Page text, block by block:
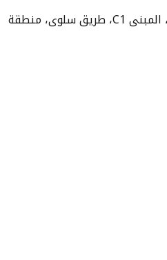
العنوان: مجمع الوعب التجاري، المبنى C1، طريق سلوى، منطقة